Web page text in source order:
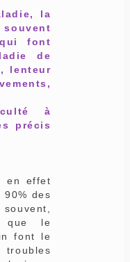
la
font
de
lenteur
à
précis
en effet
des
que le
font le